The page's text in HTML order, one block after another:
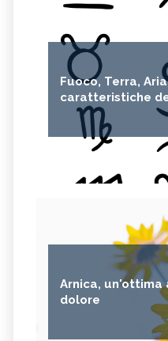
Fuoco, Terra,
caratteristiche
Arnica,
dolore